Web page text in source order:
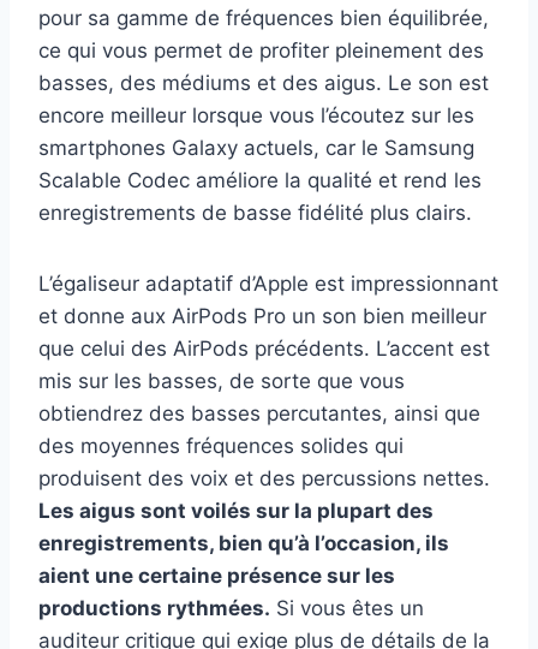
pour sa gamme de fréquences bien équilibrée,
ce qui vous permet de profiter pleinement des
basses, des médiums et des aigus. Le son est
encore meilleur lorsque vous l’écoutez sur les
smartphones Galaxy actuels, car le Samsung
Scalable Codec améliore la qualité et rend les
enregistrements de basse fidélité plus clairs.
L’égaliseur adaptatif d’Apple est impressionnant
et donne aux AirPods Pro un son bien meilleur
que celui des AirPods précédents. L’accent est
mis sur les basses, de sorte que vous
obtiendrez des basses percutantes, ainsi que
des moyennes fréquences solides qui
produisent des voix et des percussions nettes.
Les aigus sont voilés sur la plupart des
enregistrements, bien qu’à l’occasion, ils
aient une certaine présence sur les
productions rythmées. Si vous êtes un
auditeur critique qui exige plus de détails de la